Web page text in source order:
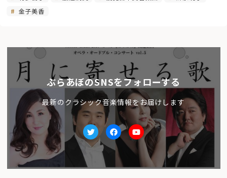
金子美香
ぶらあぼのSNSをフォローする
最新のクラシック音楽情報をお届けします
TwitterfacebookYoutube